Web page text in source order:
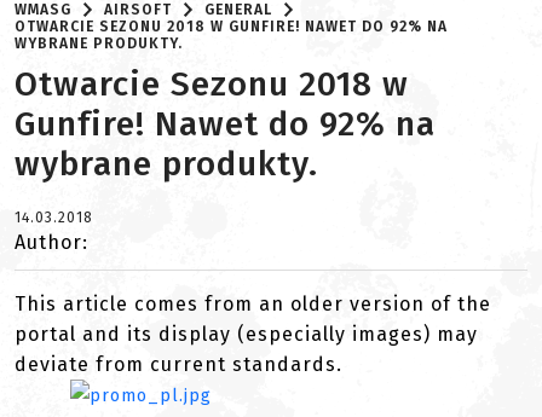
WMASG AIRSOFT
GENERAL
OTWARCIE SEZONU 2018 W GUNFIRE! NAWET DO 92% NA
WYBRANE PRODUKTY.
Otwarcie Sezonu 2018 w
Gunfire! Nawet do 92% na
wybrane produkty.
14.03.2018
Author:
This article comes from an older version of the
portal and its display (especially images) may
deviate from current standards.